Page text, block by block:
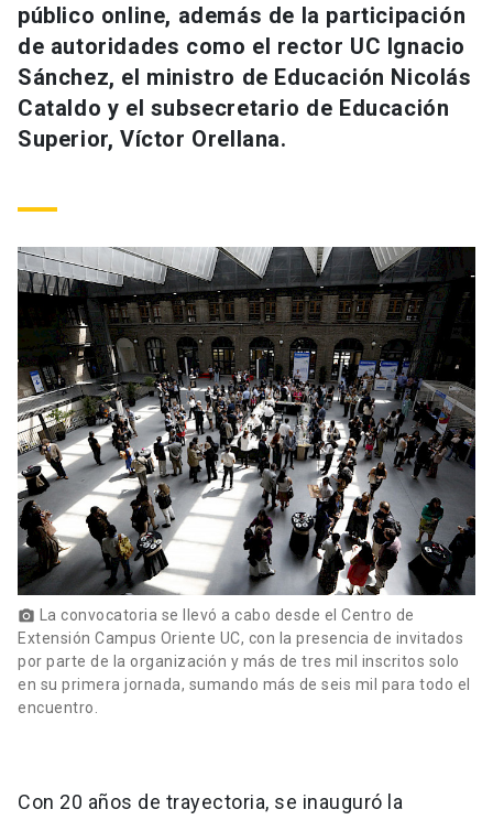
Personal
Alumni launch
Padres y familia
Correo UC launch
Mi Portal UC launch
Medios Biblioteca launch
público online, además de la participación
de autoridades como el rector UC Ignacio
Sánchez, el ministro de Educación Nicolás
Cataldo y el subsecretario de Educación
Superior, Víctor Orellana.
photo_camera La convocatoria se llevó a cabo desde el Centro de
Extensión Campus Oriente UC, con la presencia de invitados
por parte de la organización y más de tres mil inscritos solo
en su primera jornada, sumando más de seis mil para todo el
encuentro.
Con 20 años de trayectoria, se inauguró la